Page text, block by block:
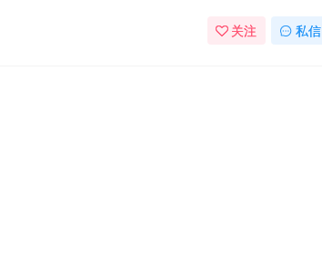
关注 私信